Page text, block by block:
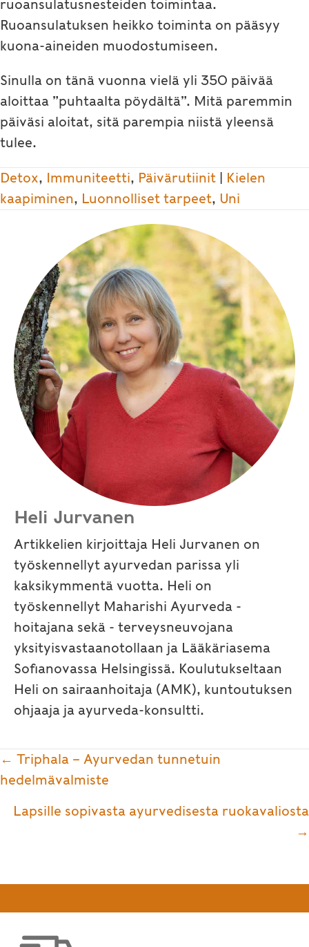
ruoansulatusnesteiden toimintaa.
Ruoansulatuksen heikko toiminta on pääsyy
kuona-aineiden muodostumiseen.
Sinulla on tänä vuonna vielä yli 350 päivää
aloittaa ”puhtaalta pöydältä”. Mitä paremmin
päiväsi aloitat, sitä parempia niistä yleensä
tulee.
Detox, Immuniteetti, Päivärutiinit
Kielen
kaapiminen, Luonnolliset tarpeet, Uni
Heli Jurvanen
Artikkelien kirjoittaja Heli Jurvanen on
työskennellyt ayurvedan parissa yli
kaksikymmentä vuotta. Heli on
työskennellyt Maharishi Ayurveda -
hoitajana sekä - terveysneuvojana
yksityisvastaanotollaan ja Lääkäriasema
Sofianovassa Helsingissä. Koulutukseltaan
Heli on sairaanhoitaja (AMK), kuntoutuksen
ohjaaja ja ayurveda-konsultti.
Posts
navigation
← Triphala – Ayurvedan tunnetuin
hedelmävalmiste
Lapsille sopivasta ayurvedisesta ruokavaliosta
→